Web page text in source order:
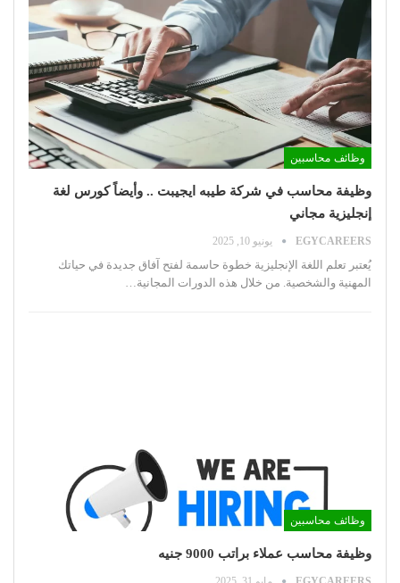
وظائف محاسبين
وظيفة محاسب في شركة طيبه ايجيبت .. وأيضاً كورس لغة
إنجليزية مجاني
EGYCAREERS يونيو 10, 2025
يُعتبر تعلم اللغة الإنجليزية خطوة حاسمة لفتح آفاق جديدة في حياتك
المهنية والشخصية. من خلال هذه الدورات المجانية…
وظائف محاسبين
وظيفة محاسب عملاء براتب 9000 جنيه